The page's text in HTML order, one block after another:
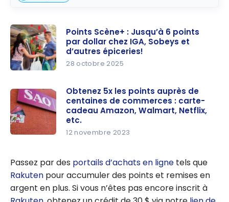
Scène+ :
Jusqu’à 6
points par
dollar chez
d’autres
épiceries!
Points Scène+ : Jusqu’à 6 points
par dollar chez IGA, Sobeys et
d’autres épiceries!
28 octobre 2025
points
auprès de
centaines
Obtenez 5x les points auprès de
centaines de commerces : carte-
cadeau Amazon, Walmart, Netflix,
etc.
12 novembre 2023
Passez par des portails d’achats en ligne tels que
Rakuten pour accumuler des points et remises en
argent en plus. Si vous n’êtes pas encore inscrit à